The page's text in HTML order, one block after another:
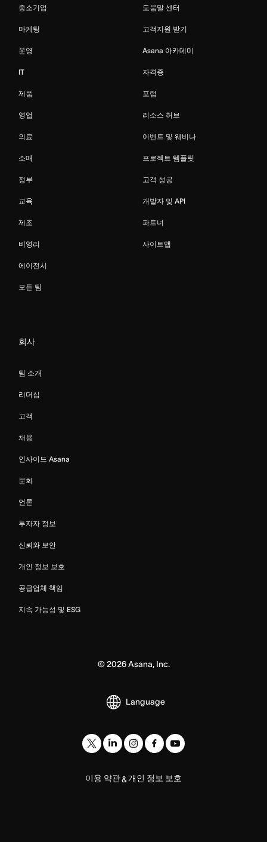
중소기업
마케팅
운영
IT
제품
영업
의료
소매
정부
교육
제조
비영리
에이전시
모든 팀
도움말 센터
고객지원 받기
Asana 아카데미
자격증
포럼
리소스 허브
이벤트 및 웨비나
프로젝트 템플릿
고객 성공
개발자 및 API
파트너
사이트맵
회사
팀 소개
리더십
고객
채용
인사이드 Asana
문화
언론
투자자 정보
신뢰와 보안
개인 정보 보호
공급업체 책임
지속 가능성 및 ESG
©2026Asana, Inc.
Language
이용 약관&개인 정보 보호